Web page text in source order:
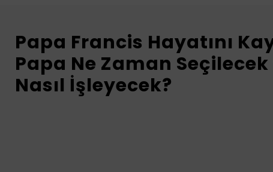
Papa Francis Hayatını
Papa Ne Zaman
Nasıl İşleyecek?